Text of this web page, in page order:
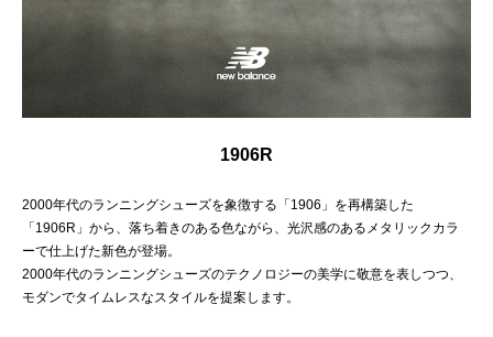
1906R
2000年代のランニングシューズを象徴する「1906」を再構築した
「1906R」から、落ち着きのある色ながら、光沢感のあるメタリックカラ
ーで仕上げた新色が登場。
2000年代のランニングシューズのテクノロジーの美学に敬意を表しつつ、
モダンでタイムレスなスタイルを提案します。